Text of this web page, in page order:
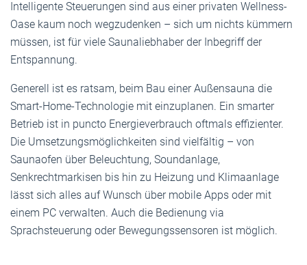
Intelligente Steuerungen sind aus einer privaten Wellness-
Oase kaum noch wegzudenken – sich um nichts kümmern
müssen, ist für viele Saunaliebhaber der Inbegriff der
Entspannung.
Generell ist es ratsam, beim Bau einer Außensauna die
Smart-Home-Technologie mit einzuplanen. Ein smarter
Betrieb ist in puncto Energieverbrauch oftmals effizienter.
Die Umsetzungsmöglichkeiten sind vielfältig – von
Saunaofen über Beleuchtung, Soundanlage,
Senkrechtmarkisen bis hin zu Heizung und Klimaanlage
lässt sich alles auf Wunsch über mobile Apps oder mit
einem PC verwalten. Auch die Bedienung via
Sprachsteuerung oder Bewegungssensoren ist möglich.